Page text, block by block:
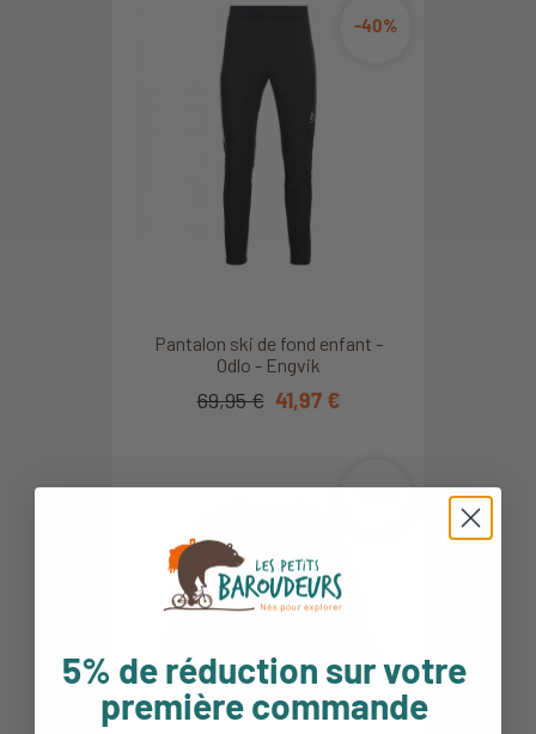
Pantalon ski de fond enfant -
Odlo - Engvik
-40%
69,95 € 41,97 €
-30%
5% de réduction sur votre
première commande